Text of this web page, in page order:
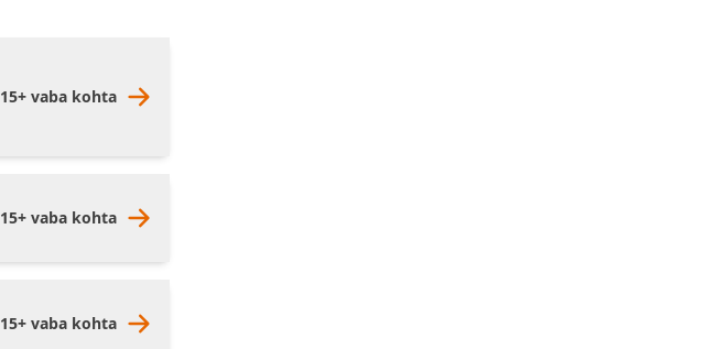
15+ vaba kohta
15+ vaba kohta
15+ vaba kohta